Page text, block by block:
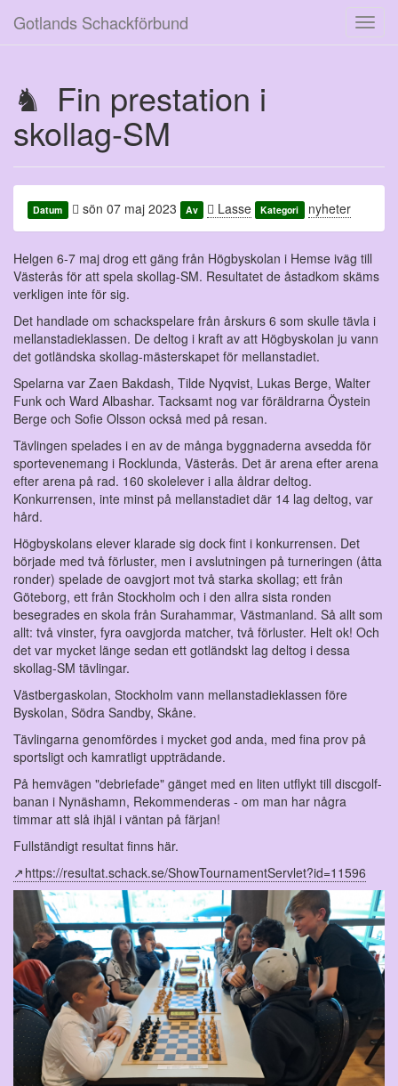
Gotlands Schackförbund
Fin prestation i
skollag-SM
Datum sön 07 maj 2023 Av Lasse Kategori nyheter
Helgen 6-7 maj drog ett gäng från Högbyskolan i Hemse iväg till
Västerås för att spela skollag-SM. Resultatet de åstadkom skäms
verkligen inte för sig.
Det handlade om schackspelare från årskurs 6 som skulle tävla i
mellanstadieklassen. De deltog i kraft av att Högbyskolan ju vann
det gotländska skollag-mästerskapet för mellanstadiet.
Spelarna var Zaen Bakdash, Tilde Nyqvist, Lukas Berge, Walter
Funk och Ward Albashar. Tacksamt nog var föräldrarna Öystein
Berge och Sofie Olsson också med på resan.
Tävlingen spelades i en av de många byggnaderna avsedda för
sportevenemang i Rocklunda, Västerås. Det är arena efter arena
efter arena på rad. 160 skolelever i alla åldrar deltog.
Konkurrensen, inte minst på mellanstadiet där 14 lag deltog, var
hård.
Högbyskolans elever klarade sig dock fint i konkurrensen. Det
började med två förluster, men i avslutningen på turneringen (åtta
ronder) spelade de oavgjort mot två starka skollag; ett från
Göteborg, ett från Stockholm och i den allra sista ronden
besegrades en skola från Surahammar, Västmanland. Så allt som
allt: två vinster, fyra oavgjorda matcher, två förluster. Helt ok! Och
det var mycket länge sedan ett gotländskt lag deltog i dessa
skollag-SM tävlingar.
Västbergaskolan, Stockholm vann mellanstadieklassen före
Byskolan, Södra Sandby, Skåne.
Tävlingarna genomfördes i mycket god anda, med fina prov på
sportsligt och kamratligt uppträdande.
På hemvägen "debriefade" gänget med en liten utflykt till discgolf-
banan i Nynäshamn, Rekommenderas - om man har några
timmar att slå ihjäl i väntan på färjan!
Fullständigt resultat finns här.
https://resultat.schack.se/ShowTournamentServlet?id=11596